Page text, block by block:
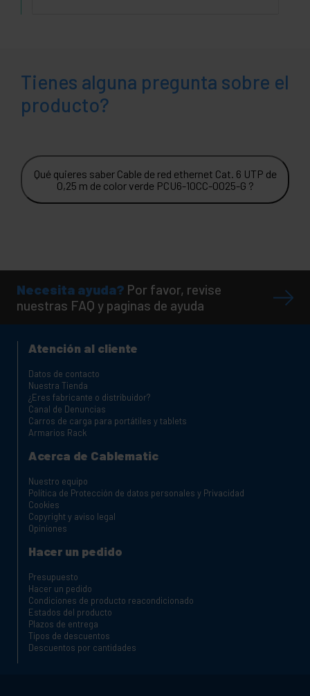
Tienes alguna pregunta sobre el
producto?
Qué quieres saber Cable de red ethernet Cat. 6 UTP de
0,25 m de color verde PCU6-10CC-0025-G ?
Necesita ayuda? Por favor, revise
nuestras FAQ y paginas de ayuda
Atención al cliente
Datos de contacto
Nuestra Tienda
¿Eres fabricante o distribuidor?
Canal de Denuncias
Carros de carga para portátiles y tablets
Armarios Rack
Acerca de Cablematic
Nuestro equipo
Política de Protección de datos personales y Privacidad
Cookies
Copyright y aviso legal
Opiniones
Hacer un pedido
Presupuesto
Hacer un pedido
Condiciones de producto reacondicionado
Estados del producto
Plazos de entrega
Tipos de descuentos
Descuentos por cantidades